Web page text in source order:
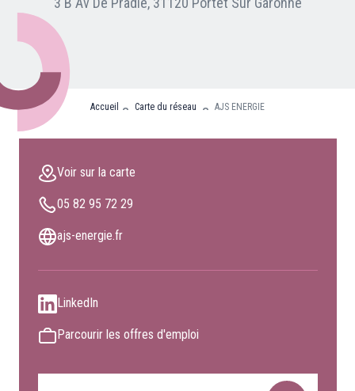
Nos partenaires
Clients professionnels
Accueil Carte du réseau AJS ENERGIE
Voir sur la carte
05 82 95 72 29
ajs-energie.fr
LinkedIn
Parcourir les offres d'emploi